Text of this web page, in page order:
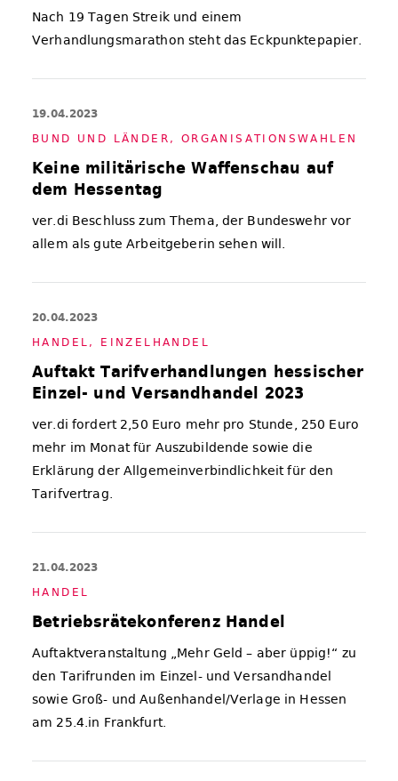
Nach 19 Tagen Streik und einem
Verhandlungsmarathon steht das Eckpunktepapier.
19.04.2023
BUND UND LÄN­DER , OR­GA­NI­SA­TI­ONS­WAH­LEN
Keine militärische Waffenschau auf
dem Hessentag
ver.di Beschluss zum Thema, der Bundeswehr vor
allem als gute Arbeitgeberin sehen will.
20.04.2023
HAN­DEL , EIN­ZEL­HAN­DEL
Auftakt Tarifverhandlungen hessischer
Einzel- und Versandhandel 2023
ver.di fordert 2,50 Euro mehr pro Stunde, 250 Euro
mehr im Monat für Auszubildende sowie die
Erklärung der Allgemeinverbindlichkeit für den
Tarifvertrag.
21.04.2023
HAN­DEL
Betriebsrätekonferenz Handel
Auftaktveranstaltung „Mehr Geld – aber üppig!“ zu
den Tarifrunden im Einzel- und Versandhandel
sowie Groß- und Außenhandel/Verlage in Hessen
am 25.4.in Frankfurt.